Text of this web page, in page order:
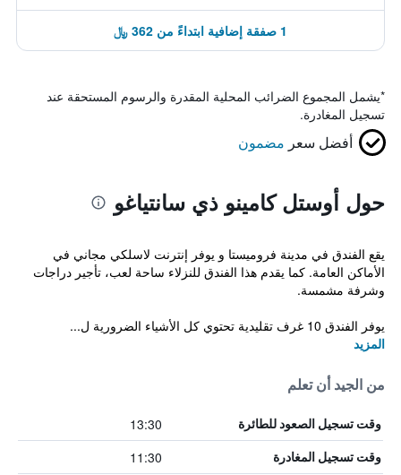
1 صفقة إضافية ابتداءً من 362 ﷼
*يشمل المجموع الضرائب المحلية المقدرة والرسوم المستحقة عند
تسجيل المغادرة.
أفضل سعر مضمون
حول أوستل كامينو ذي سانتياغو
يقع الفندق في مدينة فروميستا و يوفر إنترنت لاسلكي مجاني في
الأماكن العامة. كما يقدم هذا الفندق للنزلاء ساحة لعب، تأجير دراجات
وشرفة مشمسة.
يوفر الفندق 10 غرف تقليدية تحتوي كل الأشياء الضرورية ل...
المزيد
من الجيد أن تعلم
وقت تسجيل الصعود للطائرة 13:30
وقت تسجيل المغادرة 11:30